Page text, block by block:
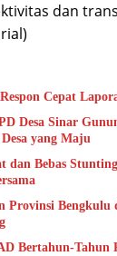
dan
Cepat
Desa Sinar
yang Maju
dan Bebas
Provinsi
Bertahun-